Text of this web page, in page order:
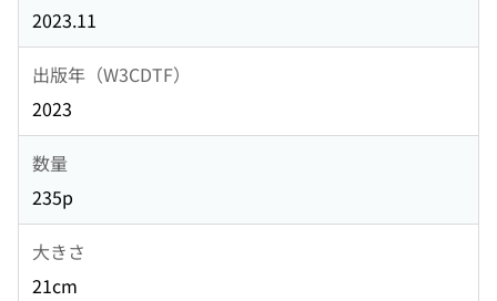
2023.11
出版年（W3CDTF）
2023
数量
235p
大きさ
21cm